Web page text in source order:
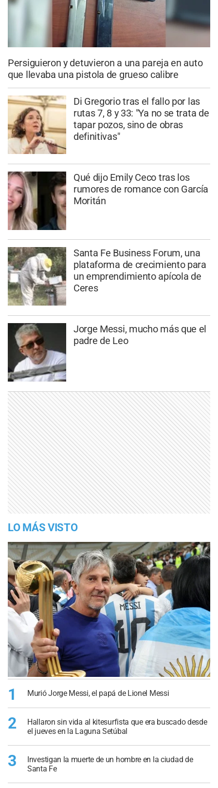
Persiguieron y detuvieron a una pareja en auto
que llevaba una pistola de grueso calibre
Di Gregorio tras el fallo por las
rutas 7, 8 y 33: "Ya no se trata de
tapar pozos, sino de obras
definitivas"
Qué dijo Emily Ceco tras los
rumores de romance con García
Moritán
Santa Fe Business Forum, una
plataforma de crecimiento para
un emprendimiento apícola de
Ceres
Jorge Messi, mucho más que el
padre de Leo
LO MÁS VISTO
1 Murió Jorge Messi, el papá de Lionel Messi
2
Hallaron sin vida al kitesurfista que era buscado desde
el jueves en la Laguna Setúbal
3
Investigan la muerte de un hombre en la ciudad de
Santa Fe